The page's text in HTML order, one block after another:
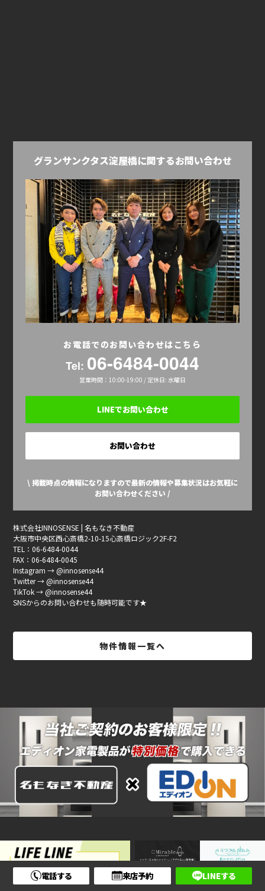
グランサンクタス淀屋橋に関するお問い合わせ
お電話でのお問い合わせはこちら
Tel: 06-6484-0044
営業時間：10:00-19:00 / 定休日: 水曜日
LINEでお問い合わせ
お問い合わせ
\ 掲載時点の情報になりますので最新の情報や募集状況はお気軽に
お問い合わせください /
株式会社INNOSENSE | 名もなき不動産
大阪市中央区西心斎橋2-10-15心斎橋ロジック2F-F2
TEL：06-6484-0044
FAX：06-6484-0045
Instagram → @innosense44
Twitter → @innosense44
TikTok → @innosense44
SNSからのお問い合わせも随時可能です★
物件情報一覧へ
電話する 来店予約 LINEする